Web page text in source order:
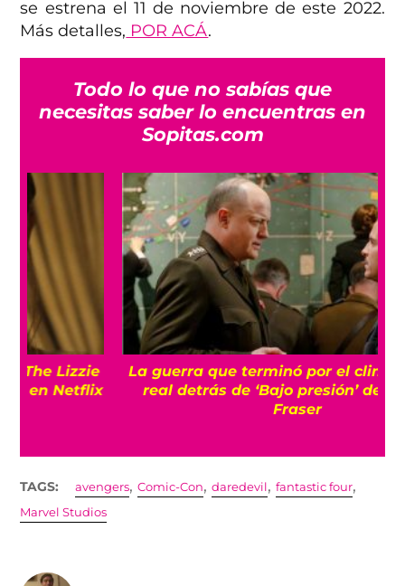
se estrena el 11 de noviembre de este 2022.
Más detalles, POR ACÁ.
Todo lo que no sabías que
necesitas saber lo encuentras en
Sopitas.com
La guerra que terminó por el clima: Historia
real detrás de ‘Bajo presión’ de Brendan
TAGS: avengers,Comic-Con,daredevil ,fantastic four,
Marvel Studios